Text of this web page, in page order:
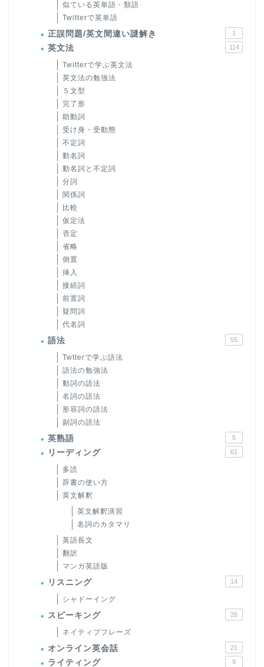
似ている英単語・類語
Twitterで英単語
正誤問題/英文間違い謎解き 1
英文法 114
Twitterで学ぶ英文法
英文法の勉強法
５文型
完了形
助動詞
受け身・受動態
不定詞
動名詞
動名詞と不定詞
分詞
関係詞
比較
仮定法
否定
省略
倒置
挿入
接続詞
前置詞
疑問詞
代名詞
語法 55
Twtterで学ぶ語法
語法の勉強法
動詞の語法
名詞の語法
形容詞の語法
副詞の語法
英熟語 5
リーディング 61
多読
辞書の使い方
英文解釈
英文解釈演習
名詞のカタマリ
英語長文
翻訳
マンガ英語版
リスニング 14
シャドーイング
スピーキング 26
ネイティブフレーズ
オンライン英会話 21
ライティング 9